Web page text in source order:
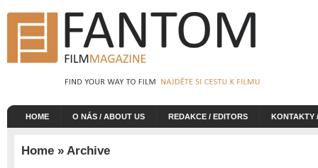
HOME O NÁS / ABOUT US REDAKCE / EDITORS KONTAKTY
Home » Archive